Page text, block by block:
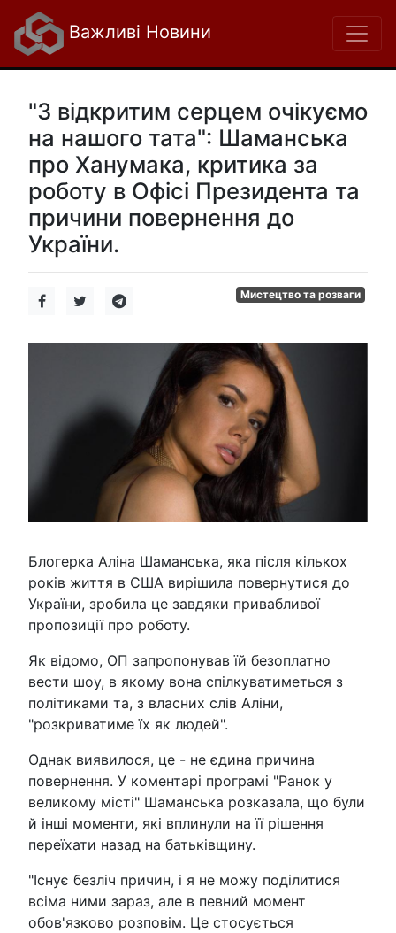
Важливі Новини
"З відкритим серцем очікуємо
на нашого тата": Шаманська
про Ханумака, критика за
роботу в Офісі Президента та
причини повернення до
України.
Мистецтво та розваги
Блогерка Аліна Шаманська, яка після кількох
років життя в США вирішила повернутися до
України, зробила це завдяки привабливої
пропозиції про роботу.
Як відомо, ОП запропонував їй безоплатно
вести шоу, в якому вона спілкуватиметься з
політиками та, з власних слів Аліни,
"розкриватиме їх як людей".
Однак виявилося, це - не єдина причина
повернення. У коментарі програмі "Ранок у
великому місті" Шаманська розказала, що були
й інші моменти, які вплинули на її рішення
переїхати назад на батьківщину.
"Існує безліч причин, і я не можу поділитися
всіма ними зараз, але в певний момент
обов'язково розповім. Це стосується